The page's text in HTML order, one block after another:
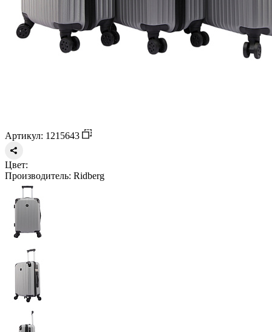
Артикул: 1215643
Цвет:
Производитель: Ridberg